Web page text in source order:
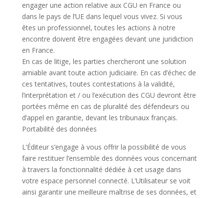
engager une action relative aux CGU en France ou
dans le pays de l’UE dans lequel vous vivez. Si vous
êtes un professionnel, toutes les actions à notre
encontre doivent être engagées devant une juridiction
en France.
En cas de litige, les parties chercheront une solution
amiable avant toute action judiciaire. En cas d’échec de
ces tentatives, toutes contestations à la validité,
l’interprétation et / ou l’exécution des CGU devront être
portées même en cas de pluralité des défendeurs ou
d’appel en garantie, devant les tribunaux français.
Portabilité des données
L’Éditeur s’engage à vous offrir la possibilité de vous
faire restituer l’ensemble des données vous concernant
à travers la fonctionnalité dédiée à cet usage dans
votre espace personnel connecté. L’Utilisateur se voit
ainsi garantir une meilleure maîtrise de ses données, et